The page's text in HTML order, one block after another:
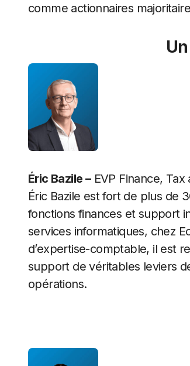
comme actionnaires
Éric Bazile –EVP Finance, Tax
Éric Bazile est fort de plus de
fonctions finances et support
services informatiques, chez
d’expertise-comptable, il est
support de véritables leviers
opérations.